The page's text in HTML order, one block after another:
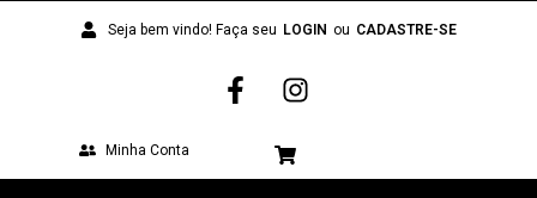
Seja bem vindo! Faça seu LOGIN ou CADASTRE-SE
Minha Conta